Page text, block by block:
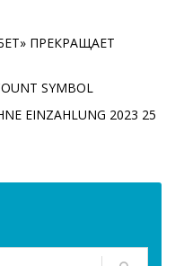
ПРЕКРАЩАЕТ
SYMBOL
EINZAHLUNG 2023 25